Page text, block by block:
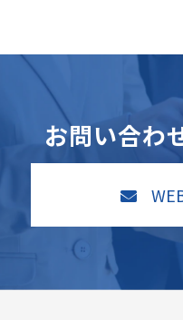
お問い合わ